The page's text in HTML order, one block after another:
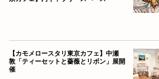
【カモメロースタリ東京カフェ】中瀬
敦「ティーセットと薔薇とリボン」展開
催